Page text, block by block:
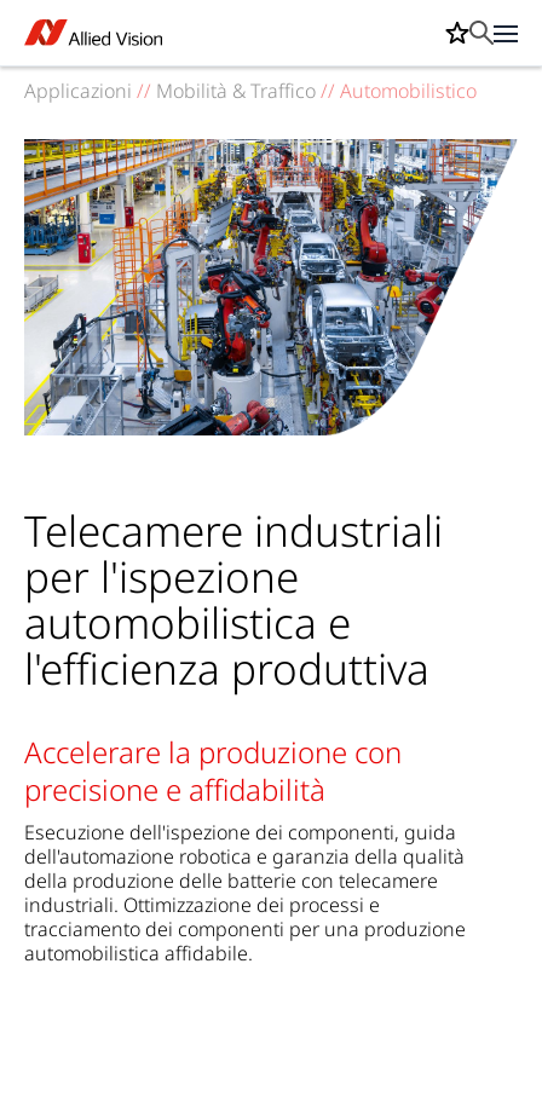
Applicazioni // Mobilità & Traffico// Automobilistico
Telecamere industriali
per l'ispezione
automobilistica e
l'efficienza produttiva
Accelerare la produzione con
precisione e affidabilità
Esecuzione dell'ispezione dei componenti, guida
dell'automazione robotica e garanzia della qualità
della produzione delle batterie con telecamere
industriali. Ottimizzazione dei processi e
tracciamento dei componenti per una produzione
automobilistica affidabile.